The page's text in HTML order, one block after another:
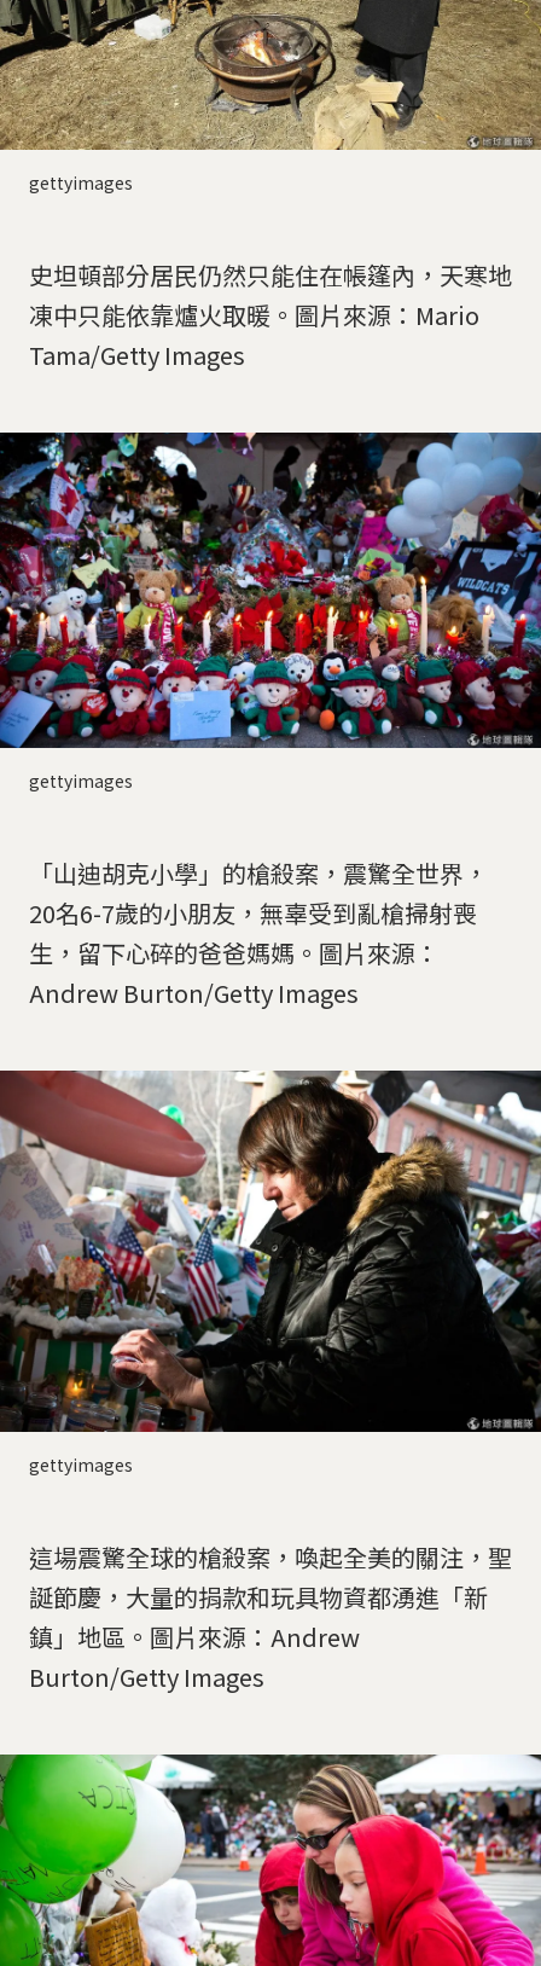
gettyimages
史坦頓部分居民仍然只能住在帳篷內，天寒地
凍中只能依靠爐火取暖。圖片來源：Mario
Tama/Getty Images
gettyimages
「山迪胡克小學」的槍殺案，震驚全世界，
20名6-7歲的小朋友，無辜受到亂槍掃射喪
生，留下心碎的爸爸媽媽。圖片來源：
Andrew Burton/Getty Images
gettyimages
這場震驚全球的槍殺案，喚起全美的關注，聖
誕節慶，大量的捐款和玩具物資都湧進「新
鎮」地區。圖片來源：Andrew
Burton/Getty Images